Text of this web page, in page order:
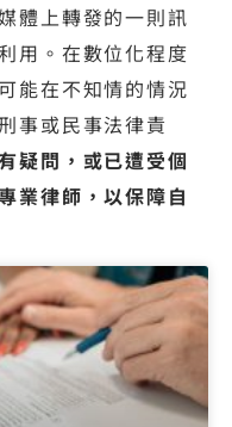
體上轉發的一則訊
用。在數位化程度
能在不知情的情況
事或民事法律責
疑問，或已遭受個
業律師，以保障自